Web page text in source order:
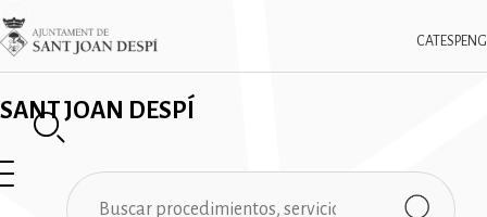
Pasar
al
contenido
SANT JOAN DESPÍ
CAT ESPENG
Imatge
✕
Buscar